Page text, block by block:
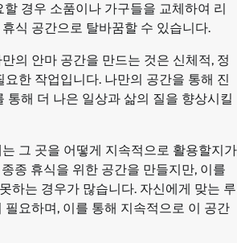
경우 소품이나 가구들을 교체하여 리
식 공간으로 탈바꿈할 수 있습니다.
의 안마 공간을 만드는 것은 신체적, 정
한 작업입니다. 나만의 공간을 통해 진
통해 더 나은 일상과 삶의 질을 향상시킬
그 곳을 어떻게 지속적으로 활용할지가
종 휴식을 위한 공간을 만들지만, 이를
하는 경우가 많습니다. 자신에게 맞는 루
필요하며, 이를 통해 지속적으로 이 공간